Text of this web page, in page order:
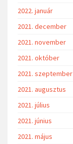
2022. január
2021. december
2021. november
2021. október
2021. szeptember
2021. augusztus
2021. július
2021. június
2021. május